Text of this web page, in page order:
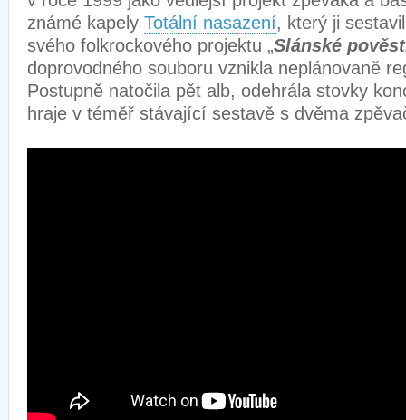
známé kapely Totální nasazení, který ji
svého folkrockového projektu „Slánské
doprovodného souboru vznikla neplánovaně
Postupně natočila pět alb, odehrála stovky
hraje v téměř stávající sestavě s dvěma